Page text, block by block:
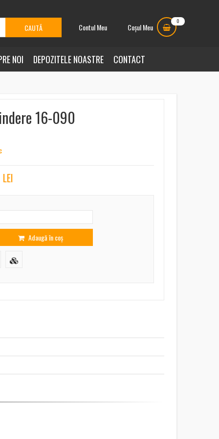
Contul Meu Coșul Meu
0
NOI DEPOZITELE NOASTRE CONTACT
16-090
LEI
Adaugă în coș